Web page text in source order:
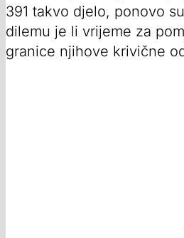
391 takvo djelo, ponovo
dilemu je li vrijeme za
granice njihove krivične